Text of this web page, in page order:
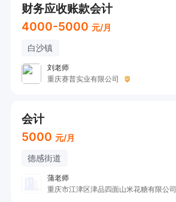
财务应收账款会计
4000-5000 元/月
白沙镇
刘老师
重庆赛普实业有限公司
会计
5000 元/月
德感街道
蒲老师
重庆市江津区津品四面山米花糖有限公司